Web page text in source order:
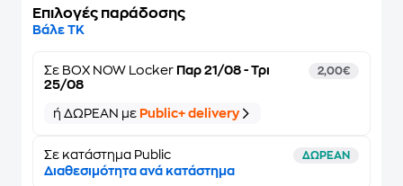
Επιλογές παράδοσης
Βάλε ΤΚ
Σε BOX NOW Locker Παρ 21/08 - Τρι
25/08
2,00€
ή ΔΩΡΕΑΝ με Public+ delivery
Σε κατάστημα Public ΔΩΡΕΑΝ
Διαθεσιμότητα ανά κατάστημα